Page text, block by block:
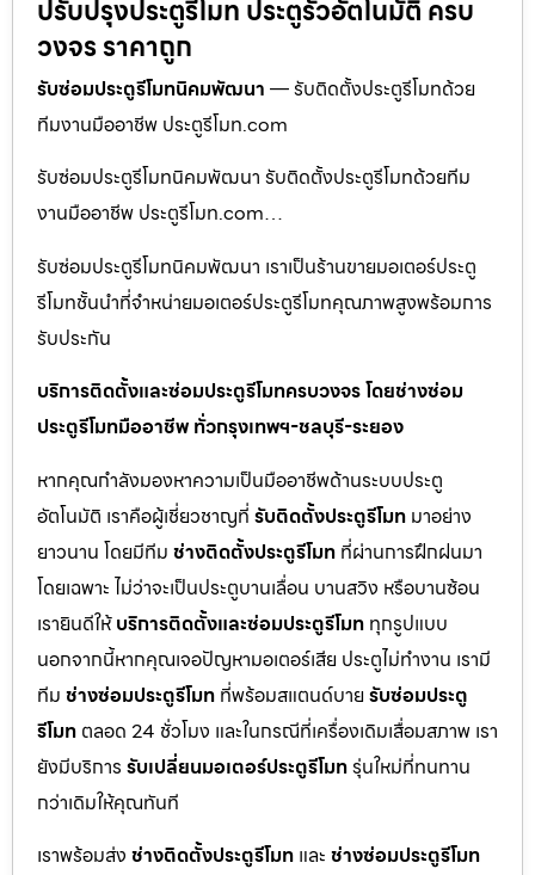
ปรับปรุงประตูรีโมท ประตูรั้วอัตโนมัติ ครบ
วงจร ราคาถูก
รับซ่อมประตูรีโมทนิคมพัฒนา — รับติดตั้งประตูรีโมทด้วย
ทีมงานมืออาชีพ ประตูรีโมท.com
รับซ่อมประตูรีโมทนิคมพัฒนา รับติดตั้งประตูรีโมทด้วยทีม
งานมืออาชีพ ประตูรีโมท.com…
รับซ่อมประตูรีโมทนิคมพัฒนา เราเป็นร้านขายมอเตอร์ประตู
รีโมทชั้นนำที่จำหน่ายมอเตอร์ประตูรีโมทคุณภาพสูงพร้อมการ
รับประกัน
บริการติดตั้งและซ่อมประตูรีโมทครบวงจร โดยช่างซ่อม
ประตูรีโมทมืออาชีพ ทั่วกรุงเทพฯ-ชลบุรี-ระยอง
หากคุณกำลังมองหาความเป็นมืออาชีพด้านระบบประตู
อัตโนมัติ เราคือผู้เชี่ยวชาญที่ รับติดตั้งประตูรีโมท มาอย่าง
ยาวนาน โดยมีทีม ช่างติดตั้งประตูรีโมท ที่ผ่านการฝึกฝนมา
โดยเฉพาะ ไม่ว่าจะเป็นประตูบานเลื่อน บานสวิง หรือบานซ้อน
เรายินดีให้บริการติดตั้งและซ่อมประตูรีโมท ทุกรูปแบบ
นอกจากนี้หากคุณเจอปัญหามอเตอร์เสีย ประตูไม่ทำงาน เรามี
ทีม ช่างซ่อมประตูรีโมท ที่พร้อมสแตนด์บาย รับซ่อมประตู
รีโมท ตลอด 24 ชั่วโมง และในกรณีที่เครื่องเดิมเสื่อมสภาพ เรา
ยังมีบริการ รับเปลี่ยนมอเตอร์ประตูรีโมทรุ่นใหม่ที่ทนทาน
กว่าเดิมให้คุณทันที
เราพร้อมส่ง ช่างติดตั้งประตูรีโมท และ ช่างซ่อมประตูรีโมท